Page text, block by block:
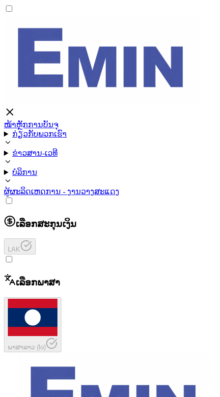
ໜ້າຫຼັກການບັນຈຸ
ກ່ຽວກັບພວກເຮົາ
ຂ່າວສານ-ເວທີ
ບໍລິການ
ຜູ້ຜະລິດເຫດການ - ງານວາງສະແດງ
ເລືອກສະກຸນເງິນ
LAK
ເລືອກພາສາ
ພາສາລາວ (lo)